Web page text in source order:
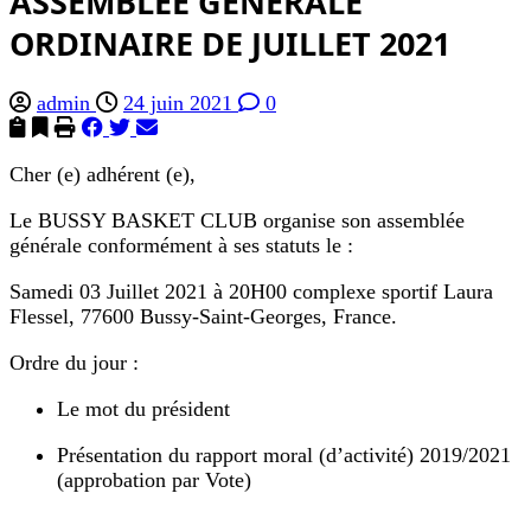
ORDINAIRE DE JUILLET 2021
admin 24 juin 2021 0
Cher (e) adhérent (e),
Le BUSSY BASKET CLUB organise son assemblée
générale conformément à ses statuts le :
Samedi 03 Juillet 2021 à 20H00 complexe sportif Laura
Flessel, 77600 Bussy-Saint-Georges, France.
Ordre du jour :
Le mot du président
Présentation du rapport moral (d’activité) 2019/2021
(approbation par Vote)